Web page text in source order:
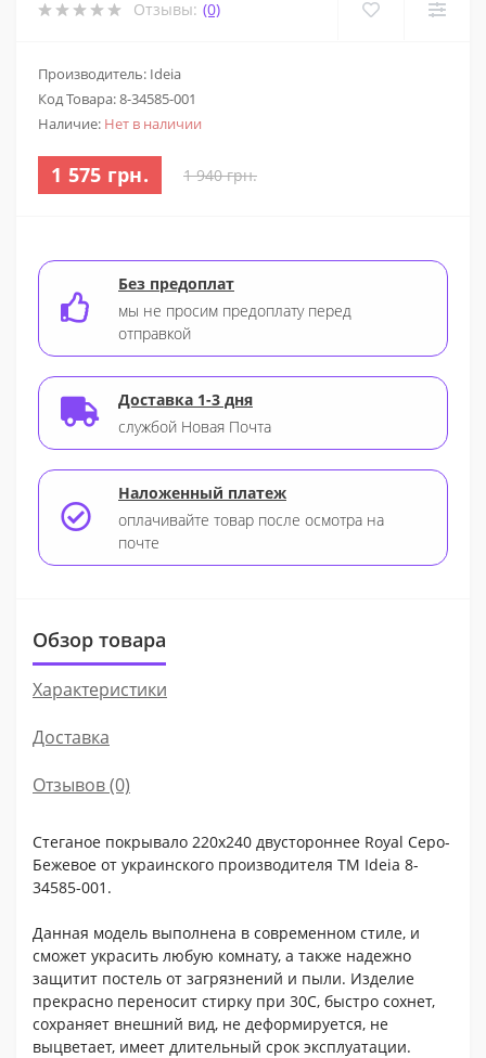
Отзывы: (0)
Производитель: Ideia
Код Товара:8-34585-001
Наличие: Нет в наличии
1 575 грн. 1 940 грн.
Без предоплат
мы не просим предоплату перед
отправкой
Доставка 1-3 дня
службой Новая Почта
Наложенный платеж
оплачивайте товар после осмотра на
почте
Обзор товара
Характеристики
Доставка
Отзывов (0)
Стеганое покрывало 220x240 двустороннее Royal Серо-
Бежевое от украинского производителя ТМ Ideia 8-
34585-001.
Данная модель выполнена в современном стиле, и
сможет украсить любую комнату, а также надежно
защитит постель от загрязнений и пыли. Изделие
прекрасно переносит стирку при 30С, быстро сохнет,
сохраняет внешний вид, не деформируется, не
выцветает, имеет длительный срок эксплуатации.